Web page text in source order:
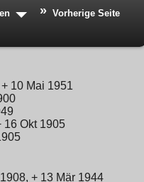
Vorherige Seite
10 Mai 1951
16 Okt 1905
+ 13 Mär 1944